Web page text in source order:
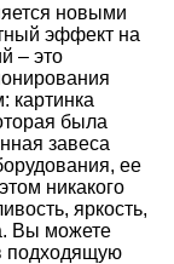
новыми
эффект на
– это
картинка
была
завеса
ее
никакого
яркость,
Вы можете
подходящую